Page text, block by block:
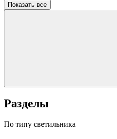
Показать все
Разделы
По типу светильника